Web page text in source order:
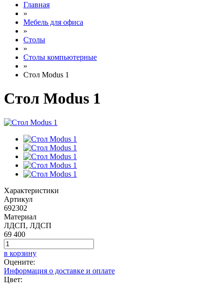
Главная
»
Мебель для офиса
»
Столы
»
Столы компьютерные
»
Стол Modus 1
Стол Modus 1
Характеристики
Артикул
692302
Материал
ЛДСП, ЛДСП
69 400
в корзину
Оцените:
Информация о доставке и оплате
Цвет: